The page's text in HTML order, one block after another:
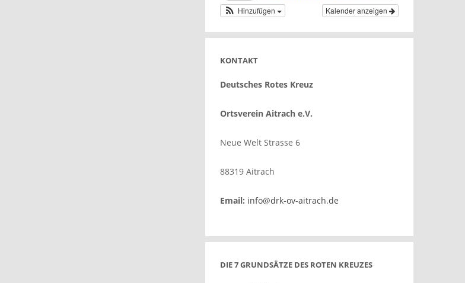
Kalender anzeigen
Hinzufügen
KONTAKT
Deutsches Rotes Kreuz
Ortsverein Aitrach e.V.
Neue Welt Strasse 6
88319 Aitrach
Email: info@drk-ov-aitrach.de
DIE 7 GRUNDSÄTZE DES ROTEN KREUZES